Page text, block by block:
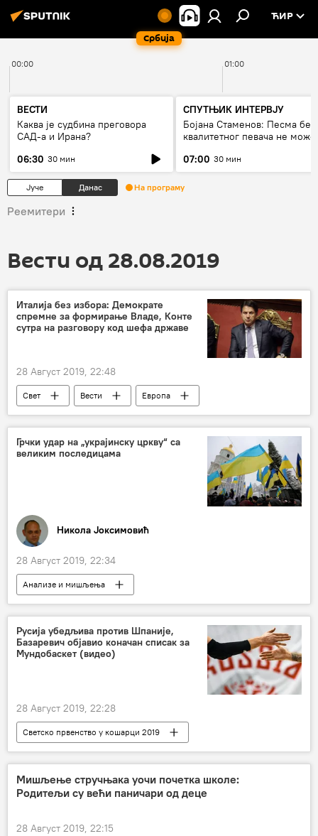
Србија
ЋИР
00:00 01:00
ВЕСТИ
Каква је судбина преговора
САД-а и Ирана?
06:30 30 мин
СПУТЊИК ИНТЕРВЈУ
Бојана Стаменов: Песма без
квалитетног певача не може
07:00 30 мин
Јуче Данас На програму
Реемитери
Вести од 28.08.2019
Италија без избора: Демократе
спремне за формирање Владе, Конте
сутра на разговору код шефа државе
28 Август 2019, 22:48
Свет Вести Европа
Грчки удар на „украјинску цркву“ са
великим последицама
Никола Јоксимовић
28 Август 2019, 22:34
Анализе и мишљења
Коментари и Аналитика
Цариград
Цариградска патријаршија
Вартоломеј
признање
Грчка православна црква
јединство
Русија убедљива против Шпаније,
Базаревич објавио коначан списак за
Мундобаскет (видео)
28 Август 2019, 22:28
Светско првенство у кошарци 2019
кошаркаши
кошаркашка репрезентација
ФИБА
Светско првенство у кошарци
Вести
Мишљење стручњака уочи почетка школе:
Родитељи су већи паничари од деце
28 Август 2019, 22:15